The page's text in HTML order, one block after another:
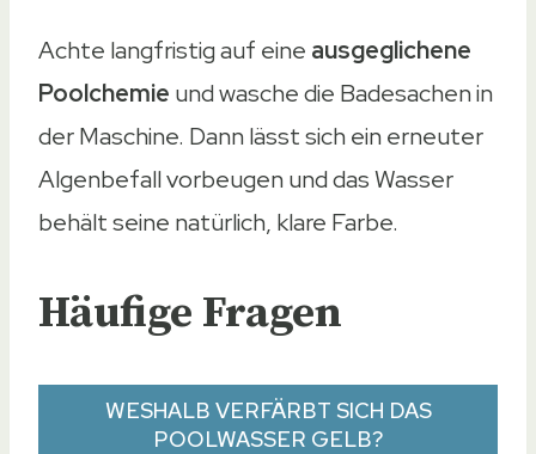
Achte langfristig auf eine ausgeglichene
Poolchemie und wasche die Badesachen in
der Maschine. Dann lässt sich ein erneuter
Algenbefall vorbeugen und das Wasser
behält seine natürlich, klare Farbe.
Häufige Fragen
WESHALB VERFÄRBT SICH DAS
POOLWASSER GELB?